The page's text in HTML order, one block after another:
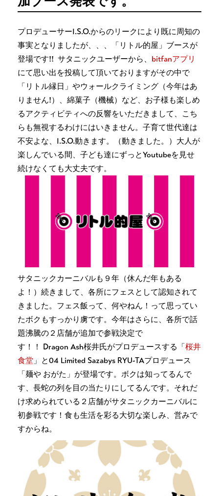
プロデューサーI.S.O.からのリークにより既に周知の
事実となりましたが、、、「リトル的屋」ブースが
登場です!! サタニックユーザーから、 bitfanアプリ
にて思い出を投稿して頂いておりますがその中で
「リトル縁日」やウォールクライミング（今年はあ
りません!）、綿菓子（機械）など、お子様も楽しめ
るアクティビティへの反響をいただきまして、こち
らも無視するわけにはいきません。子育て世代達は
不安よな、I.S.O.動きます。（動きました。）大人が
楽しんでいる間、子ども達にずっとYoutubeを見せ
続けなくても大丈夫です。
サタニックカーニバルも９年（休んだ年もある
よ！）続きまして、各所にフェスとして認知されて
きました。フェス飯って、何やねん！って思ってい
たボクもすっかり虜です。今年はさらに、各所で話
題沸騰の２店舗が追加で参戦決定で
す！！ Dragon Ash桜井氏がプロデュースする「桜井
食堂 」と04 Limited Sazabys RYU-TAプロデュース
「麺や おがた」が登場です。ボクは知ってるんで
す、長蛇の列を目の当たりにしてるんです。それだ
け求められている２店舗がサタニックカーニバルに
初参戦です！食も生活を彩る大切な楽しみ、営みで
すからね。